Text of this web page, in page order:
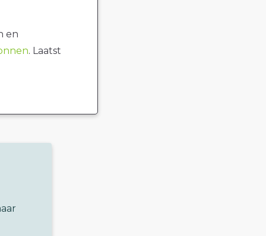
en
. Laatst